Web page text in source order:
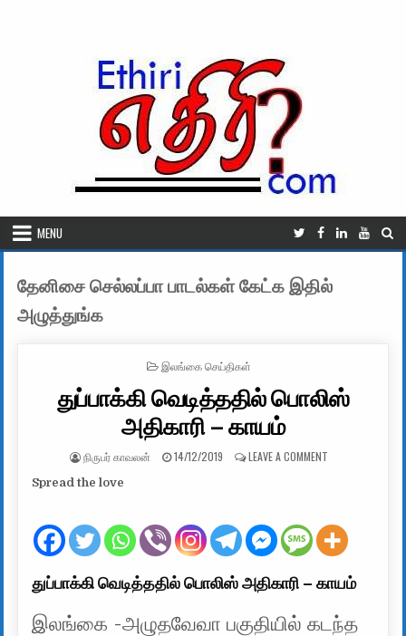
MENU
தேனிசை செல்லப்பா பாடல்கள் கேட்க இதில்
அழுத்துங்க
POSTED IN
இலங்கை செய்திகள்
துப்பாக்கி வெடித்ததில் பொலிஸ்
அதிகாரி – காயம்
AUTHOR:
நிருபர் காவலன் PUBLISHED DATE:
14/12/2019 LEAVE A COMMENTON துப்பாக்கி
Spread the love
துப்பாக்கி வெடித்ததில் பொலிஸ் அதிகாரி – காயம்
இலங்கை -அழுதவேவா பகுதியில் கடந்த